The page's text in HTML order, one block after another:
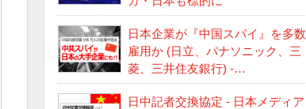
日本企業が『中国スパイ』を多数
雇用か (日立、パナソニック、三
菱、三井住友銀行) -…
日中記者交換協定 - 日本メディア